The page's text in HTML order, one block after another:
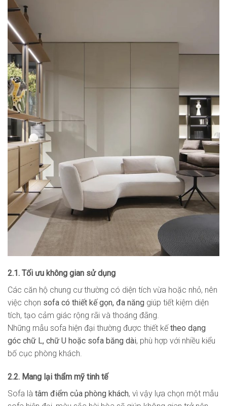
2.1. Tối ưu không gian sử dụng
Các căn hộ chung cư thường có diện tích vừa hoặc nhỏ, nên
việc chọn sofa có thiết kế gọn, đa năng giúp tiết kiệm diện
tích, tạo cảm giác rộng rãi và thoáng đãng.
Những mẫu sofa hiện đại thường được thiết kếtheo dạng
góc chữ L, chữ U hoặc sofa băng dài, phù hợp với nhiều kiểu
bố cục phòng khách.
2.2. Mang lại thẩm mỹ tinh tế
Sofa là tâm điểm của phòng khách, vì vậy lựa chọn một mẫu